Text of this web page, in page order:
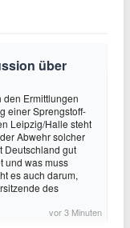
über
den Ermittlungen
einer Sprengstoff-
Leipzig/Halle steht
Abwehr solcher
Deutschland gut
und was muss
es auch darum,
des
vor 3 Minuten